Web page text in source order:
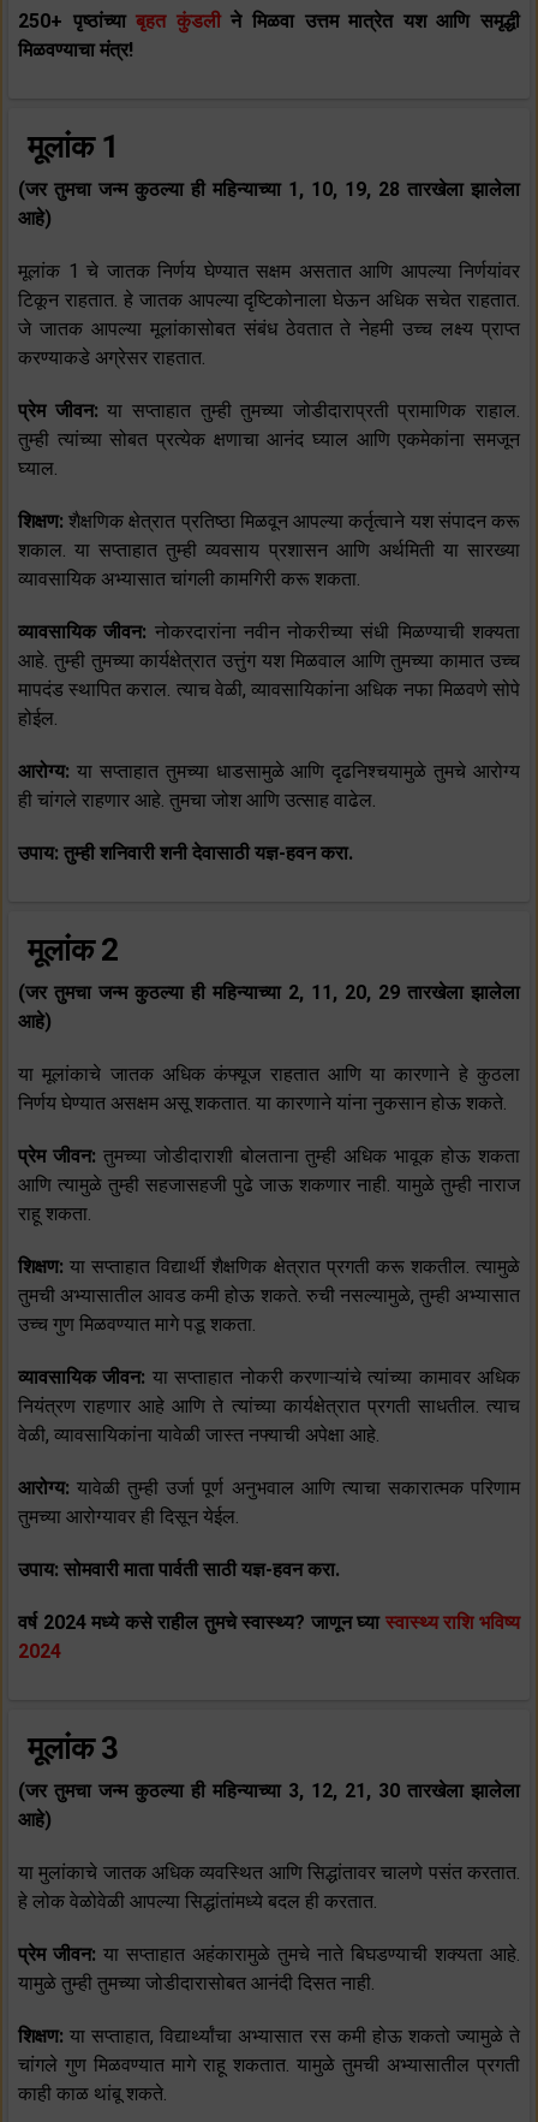
250+ पृष्ठांच्याबृहत कुंडलीने मिळवा उत्तम मात्रेत यश आणि समृद्धी
मिळवण्याचा मंत्र!
मूलांक 1
(जर तुमचा जन्म कुठल्या ही महिन्याच्या 1, 10, 19, 28 तारखेला झालेला
आहे)
मूलांक 1 चे जातक निर्णय घेण्यात सक्षम असतात आणि आपल्या निर्णयांवर
टिकून राहतात. हे जातक आपल्या दृष्टिकोनाला घेऊन अधिक सचेत राहतात.
जे जातक आपल्या मूलांकासोबत संबंध ठेवतात ते नेहमी उच्च लक्ष्य प्राप्त
करण्याकडे अग्रेसर राहतात.
प्रेम जीवन:या सप्ताहात तुम्ही तुमच्या जोडीदाराप्रती प्रामाणिक राहाल.
तुम्ही त्यांच्या सोबत प्रत्येक क्षणाचा आनंद घ्याल आणि एकमेकांना समजून
घ्याल.
शिक्षण:शैक्षणिक क्षेत्रात प्रतिष्ठा मिळवून आपल्या कर्तृत्वाने यश संपादन करू
शकाल. या सप्ताहात तुम्ही व्यवसाय प्रशासन आणि अर्थमिती या सारख्या
व्यावसायिक अभ्यासात चांगली कामगिरी करू शकता.
व्यावसायिक जीवन: नोकरदारांना नवीन नोकरीच्या संधी मिळण्याची शक्यता
आहे. तुम्ही तुमच्या कार्यक्षेत्रात उत्तुंग यश मिळवाल आणि तुमच्या कामात उच्च
मापदंड स्थापित कराल. त्याच वेळी, व्यावसायिकांना अधिक नफा मिळवणे सोपे
होईल.
आरोग्य: या सप्ताहात तुमच्या धाडसामुळे आणि दृढनिश्चयामुळे तुमचे आरोग्य
ही चांगले राहणार आहे. तुमचा जोश आणि उत्साह वाढेल.
उपाय: तुम्ही शनिवारी शनी देवासाठी यज्ञ-हवन करा.
मूलांक 2
(जर तुमचा जन्म कुठल्या ही महिन्याच्या 2, 11, 20, 29 तारखेला झालेला
आहे)
या मूलांकाचे जातक अधिक कंफ्यूज राहतात आणि या कारणाने हे कुठला
निर्णय घेण्यात असक्षम असू शकतात. या कारणाने यांना नुकसान होऊ शकते.
प्रेम जीवन: तुमच्या जोडीदाराशी बोलताना तुम्ही अधिक भावूक होऊ शकता
आणि त्यामुळे तुम्ही सहजासहजी पुढे जाऊ शकणार नाही. यामुळे तुम्ही नाराज
राहू शकता.
शिक्षण:या सप्ताहात विद्यार्थी शैक्षणिक क्षेत्रात प्रगती करू शकतील. त्यामुळे
तुमची अभ्यासातील आवड कमी होऊ शकते. रुची नसल्यामुळे, तुम्ही अभ्यासात
उच्च गुण मिळवण्यात मागे पडू शकता.
व्यावसायिक जीवन: या सप्ताहात नोकरी करणाऱ्यांचे त्यांच्या कामावर अधिक
नियंत्रण राहणार आहे आणि ते त्यांच्या कार्यक्षेत्रात प्रगती साधतील. त्याच
वेळी, व्यावसायिकांना यावेळी जास्त नफ्याची अपेक्षा आहे.
आरोग्य:यावेळी तुम्ही उर्जा पूर्ण अनुभवाल आणि त्याचा सकारात्मक परिणाम
तुमच्या आरोग्यावर ही दिसून येईल.
उपाय: सोमवारी माता पार्वती साठी यज्ञ-हवन करा.
वर्ष 2024 मध्ये कसे राहील तुमचे स्वास्थ्य? जाणून घ्या स्वास्थ्य राशि भविष्य
2024
मूलांक 3
(जर तुमचा जन्म कुठल्या ही महिन्याच्या 3, 12, 21, 30 तारखेला झालेला
आहे)
या मुलांकाचे जातक अधिक व्‍यवस्थित आणि सिद्धांतावर चालणे पसंत करतात.
हे लोक वेळोवेळी आपल्या सिद्धांतांमध्ये बदल ही करतात.
प्रेम जीवन: या सप्ताहात अहंकारामुळे तुमचे नाते बिघडण्याची शक्यता आहे.
यामुळे तुम्ही तुमच्या जोडीदारासोबत आनंदी दिसत नाही.
शिक्षण:या सप्ताहात, विद्यार्थ्यांचा अभ्यासात रस कमी होऊ शकतो ज्यामुळे ते
चांगले गुण मिळवण्यात मागे राहू शकतात. यामुळे तुमची अभ्यासातील प्रगती
काही काळ थांबू शकते.